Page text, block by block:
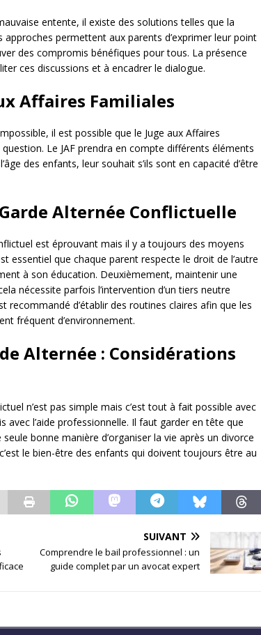
entente, il existe des solutions telles que la
approches permettent aux parents d’exprimer leur point
des compromis bénéfiques pour tous. La présence
ces discussions et à encadrer le dialogue.
Affaires Familiales
il est possible que le Juge aux Affaires
Le JAF prendra en compte différents éléments
des enfants, leur souhait s’ils sont en capacité d’être
Alternée Conflictuelle
est éprouvant mais il y a toujours des moyens
essentiel que chaque parent respecte le droit de l’autre
à son éducation. Deuxièmement, maintenir une
nécessite parfois l’intervention d’un tiers neutre
d’établir des routines claires afin que les
fréquent d’environnement.
Alternée : Considérations
n’est pas simple mais c’est tout à fait possible avec
l’aide professionnelle. Il faut garder en tête que
bonne manière d’organiser la vie après un divorce
le bien-être des enfants qui doivent toujours être au
SUIVANT
Comprendre le bail professionnel : un
guide complet par un avocat expert